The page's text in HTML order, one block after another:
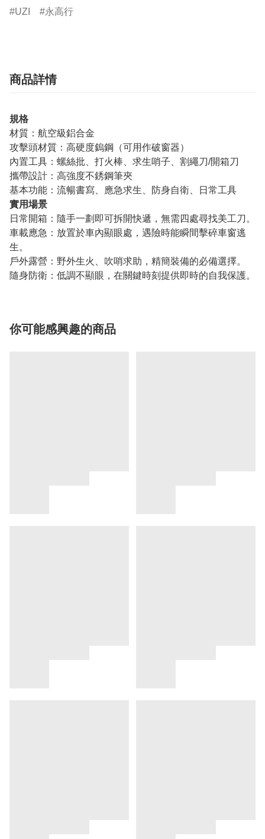
UZI 永高行
商品詳情
規格
材質：航空級鋁合金
攻擊頭材質：高硬度鎢鋼（可用作破窗器）
內置工具：螺絲批、打火棒、求生哨子、割繩刀/開箱刀
攜帶設計：高強度不銹鋼筆夾
基本功能：流暢書寫、應急求生、防身自衛、日常工具
實用場景
日常開箱：隨手一劃即可拆開快遞，無需四處尋找美工刀。
車載應急：放置於車內顯眼處，遇險時能瞬間擊碎車窗逃
生。
戶外露營：野外生火、吹哨求助，精簡裝備的必備選擇。
隨身防衛：低調不顯眼，在關鍵時刻提供即時的自我保護。
你可能感興趣的商品